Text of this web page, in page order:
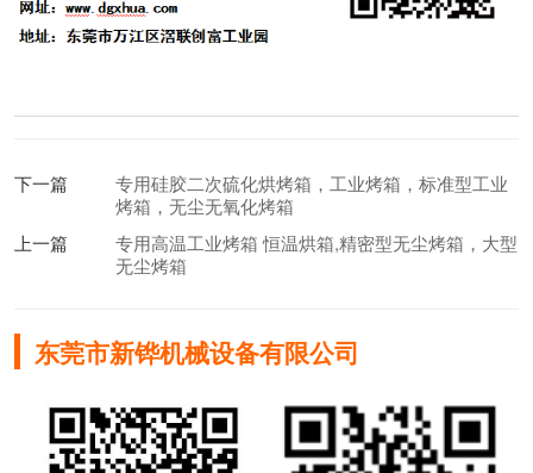
下一篇
专用硅胶二次硫化烘烤箱，工业烤箱，标准型工业
烤箱，无尘无氧化烤箱
上一篇
专用高温工业烤箱 恒温烘箱,精密型无尘烤箱，大型
无尘烤箱
东莞市新铧机械设备有限公司